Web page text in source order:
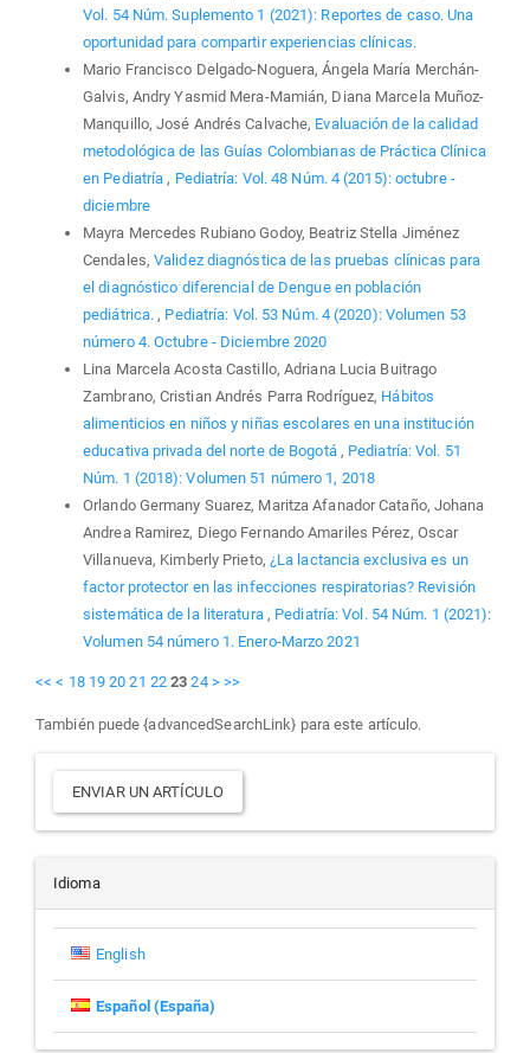
Vol. 54 Núm. Suplemento 1 (2021): Reportes de caso. Una
oportunidad para compartir experiencias clínicas.
Mario Francisco Delgado-Noguera, Ángela María Merchán-
Galvis, Andry Yasmid Mera-Mamián, Diana Marcela Muñoz-
Manquillo, José Andrés Calvache, Evaluación de la calidad
metodológica de las Guías Colombianas de Práctica Clínica
en Pediatría , Pediatría: Vol. 48 Núm. 4 (2015): octubre -
diciembre
Mayra Mercedes Rubiano Godoy, Beatriz Stella Jiménez
Cendales, Validez diagnóstica de las pruebas clínicas para
el diagnóstico diferencial de Dengue en población
pediátrica. , Pediatría: Vol. 53 Núm. 4 (2020): Volumen 53
número 4. Octubre - Diciembre 2020
Lina Marcela Acosta Castillo, Adriana Lucia Buitrago
Zambrano, Cristian Andrés Parra Rodríguez, Hábitos
alimenticios en niños y niñas escolares en una institución
educativa privada del norte de Bogotá , Pediatría: Vol. 51
Núm. 1 (2018): Volumen 51 número 1, 2018
Orlando Germany Suarez, Maritza Afanador Cataño, Johana
Andrea Ramirez, Diego Fernando Amariles Pérez, Oscar
Villanueva, Kimberly Prieto, ¿La lactancia exclusiva es un
factor protector en las infecciones respiratorias? Revisión
sistemática de la literatura , Pediatría: Vol. 54 Núm. 1 (2021):
Volumen 54 número 1. Enero-Marzo 2021
<< < 18 19 20 21 22 23 24 > >>
También puede {advancedSearchLink} para este artículo.
Enviar
un
artículo
ENVIAR UN ARTÍCULO
Idioma
English
Español (España)